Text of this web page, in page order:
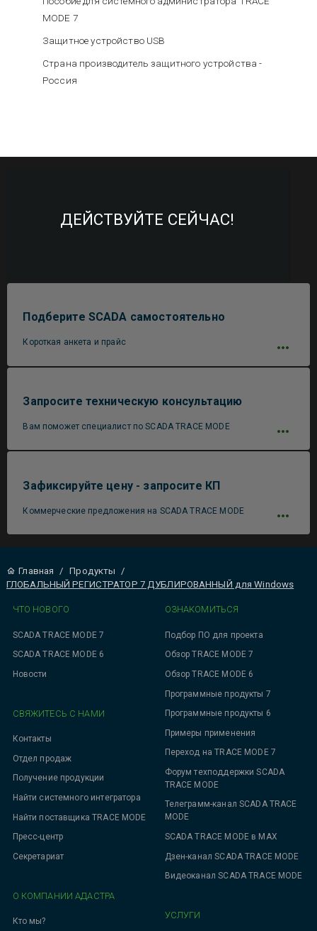
MODE 7
Защитное устройство USB
Страна производитель защитного устройства -
Россия
ДЕЙСТВУЙТЕ СЕЙЧАС!
Подберите SCADA самостоятельно
Короткая анкета и прайс
Запросите техническую консультацию
Вам поможет специалист по SCADA TRACE MODE
Зафиксируйте цену - запросите КП
Коммерческие предложения на SCADA TRACE MODE
Главная / Продукты
/
ГЛОБАЛЬНЫЙ РЕГИСТРАТОР 7 ДУБЛИРОВАННЫЙ для Windows
ЧТО НОВОГО
SCADA TRACE MODE 7
SCADA TRACE MODE 6
Новости
ОЗНАКОМИТЬСЯ
Подбор ПО для проекта
Обзор TRACE MODE 7
Обзор TRACE MODE 6
Программные продукты 7
Программные продукты 6
Примеры применения
Переход на TRACE MODE 7
Форум техподдержки SCADA
TRACE MODE
Телеграмм-канал SCADA TRACE
MODE
SCADA TRACE MODE в MAX
Дзен-канал SCADA TRACE MODE
Видеоканал SCADA TRACE MODE
УСЛУГИ
СВЯЖИТЕСЬ С НАМИ
Контакты
Отдел продаж
Получение продукции
Найти системного интегратора
Найти поставщика TRACE MODE
Пресс-центр
Секретариат
О КОМПАНИИ АДАСТРА
Кто мы?